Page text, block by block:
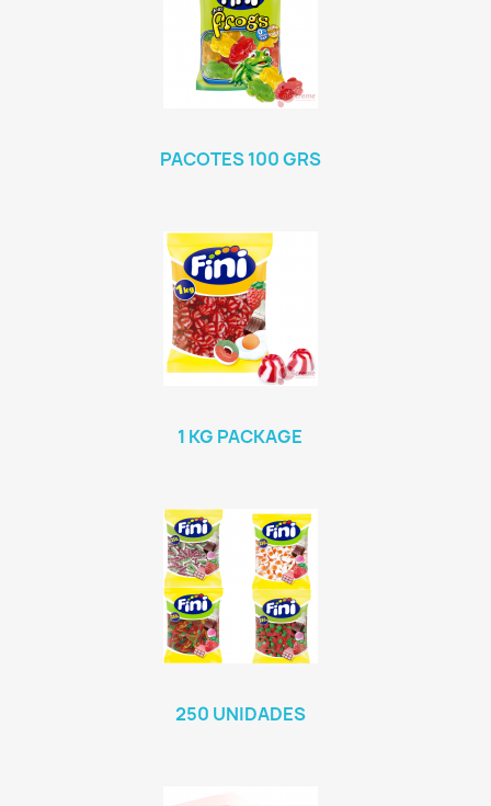
PACOTES 100 GRS
1 KG PACKAGE
250 UNIDADES